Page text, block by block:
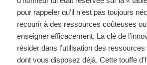
pour rappeler qu’il n’est pas toujours
recourir à des ressources coûteuses
enseigner efficacement. La clé de
résider dans l’utilisation des
dont vous disposez déjà. Cette touffe